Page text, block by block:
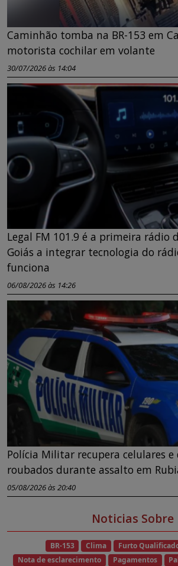
Caminhão tomba na BR-153 em
motorista cochilar em volante
30/07/2026 às 14:04
Legal FM 101.9 é a primeira rádio
Goiás a integrar tecnologia do
funciona
06/08/2026 às 14:26
Polícia Militar recupera celulares
roubados durante assalto em
05/08/2026 às 20:40
Noticias Sobre
BR-153 Clima Furto
Nota de esclarecimento
Pagamentos